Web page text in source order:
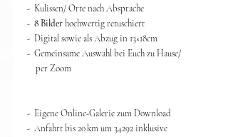
- Kulissen/ Orte nach Absprache
- 8 Bilderhochwertig retuschiert
- Digital sowie als Abzug in 13×18cm
- Gemeinsame Auswahl bei Euch zu Hause/
per Zoom
- Eigene Online-Galerie zum Download
- Anfahrt bis 20 km um 34292 inklusive